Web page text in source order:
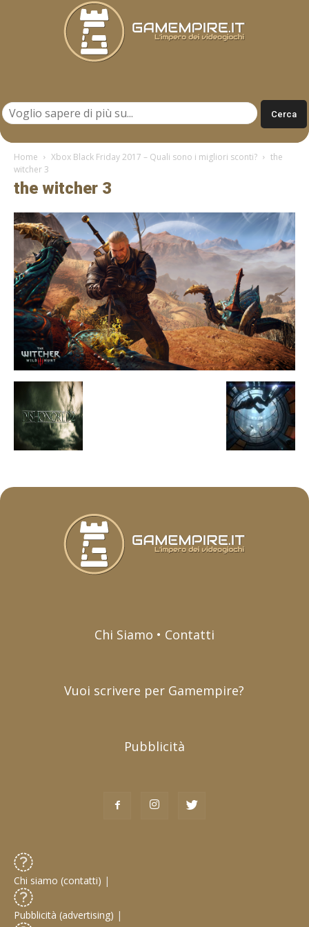
Home Xbox Black Friday 2017 – Quali sono i migliori sconti?
the
witcher 3
the witcher 3
Chi Siamo • Contatti
Vuoi scrivere per Gamempire?
Pubblicità
Chi siamo (contatti) |
Pubblicità (advertising) |